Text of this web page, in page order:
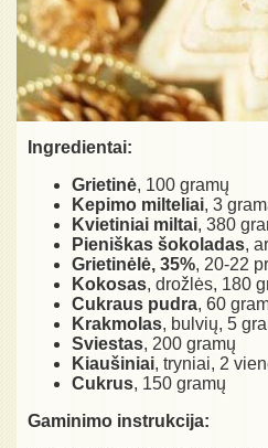
Ingredientai:
Grietinė, 100 gramų
Kepimo milteliai, 3
Kvietiniai miltai, 380
Pieniškas šokoladas,
Grietinėlė, 35%, 20-22
Kokosas, drožlės, 180
Cukraus pudra, 60
Krakmolas, bulvių, 5
Sviestas, 200 gramų
Kiaušiniai, tryniai, 2
Cukrus, 150 gramų
Gaminimo instrukcija: